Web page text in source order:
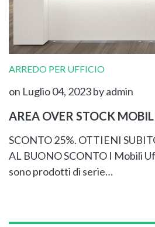
ARREDO PER UFFICIO
on Luglio 04, 2023by admin
AREA OVER STOCK
SCONTO 25%. OTTIENI
AL BUONO SCONTO I Mobili
sono prodotti di serie…